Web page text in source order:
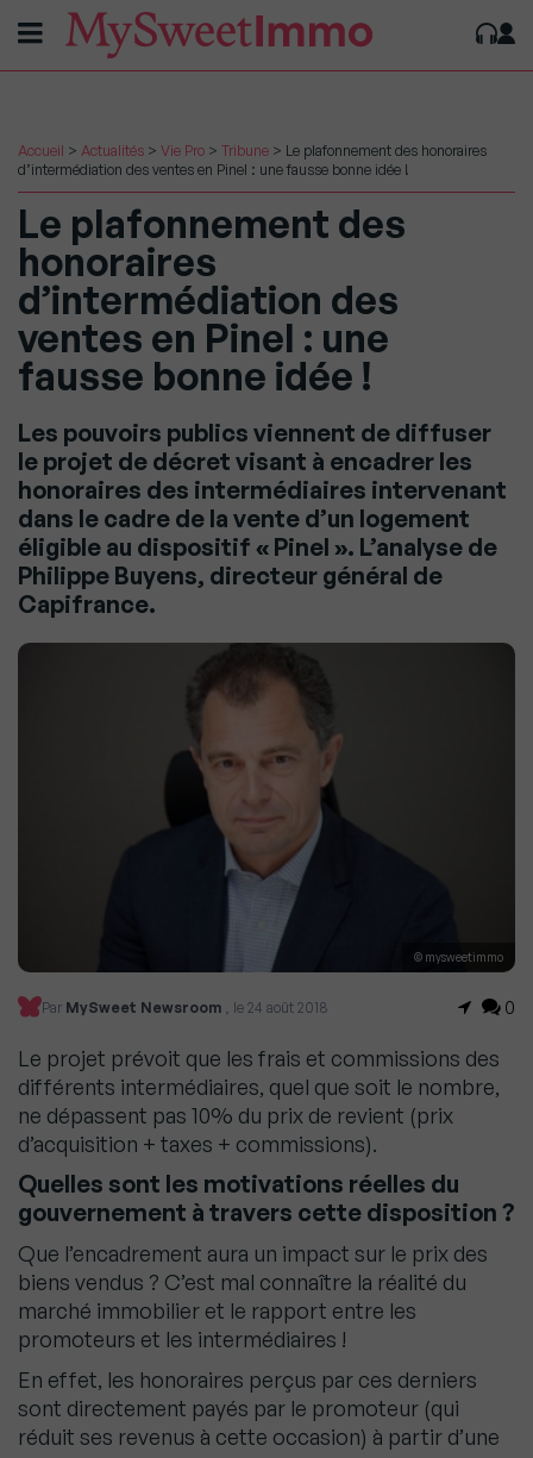
Accueil > Actualités > Vie Pro > Tribune > Le plafonnement des honoraires
d’intermédiation des ventes en Pinel : une fausse bonne idée !
Le plafonnement des
honoraires
d’intermédiation des
ventes en Pinel : une
fausse bonne idée !
Les pouvoirs publics viennent de diffuser
le projet de décret visant à encadrer les
honoraires des intermédiaires intervenant
dans le cadre de la vente d’un logement
éligible au dispositif « Pinel ». L’analyse de
Philippe Buyens, directeur général de
Capifrance.
© mysweetimmo
Par MySweet Newsroom , le 24 août 2018 0
Le projet prévoit que les frais et commissions des
différents intermédiaires, quel que soit le nombre,
ne dépassent pas 10% du prix de revient (prix
d’acquisition + taxes + commissions).
Quelles sont les motivations réelles du
gouvernement à travers cette disposition ?
Que l’encadrement aura un impact sur le prix des
biens vendus ? C’est mal connaître la réalité du
marché immobilier et le rapport entre les
promoteurs et les intermédiaires !
En effet, les honoraires perçus par ces derniers
sont directement payés par le promoteur (qui
réduit ses revenus à cette occasion) à partir d’une